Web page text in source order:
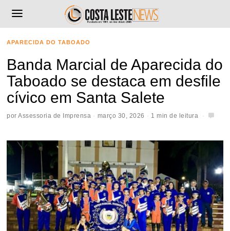
APARECIDA DO TABOADO
Banda Marcial de Aparecida do
Taboado se destaca em desfile
cívico em Santa Salete
porAssessoria de Imprensa março 30, 2026 1 min de leitura